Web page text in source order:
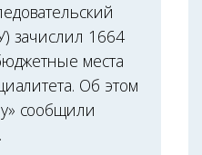
зачислил 1664
места
Об этом
сообщили